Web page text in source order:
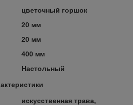
цветочный горшок
20 мм
20 мм
400 мм
Настольный
искусственная трава,